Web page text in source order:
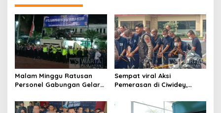
Malam Minggu Ratusan
Personel Gabungan Gelar
Besar Kabupaten Bandung
Sempat viral Aksi
Pemerasan di Ciwidey,
Pelaku